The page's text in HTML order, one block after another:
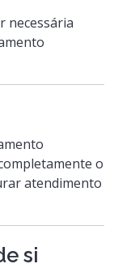
necessária
o
atendimento
si